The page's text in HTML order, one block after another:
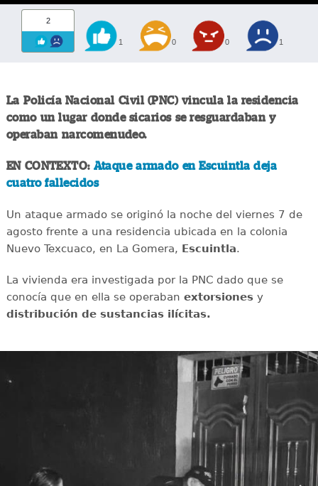
2
1 0 0 1
La Policía Nacional Civil (PNC) vincula la residencia
como un lugar donde sicarios se resguardaban y
operaban narcomenudeo.
EN CONTEXTO: Ataque armado en Escuintla deja
cuatro fallecidos
Un ataque armado se originó la noche del viernes 7 de
agosto frente a una residencia ubicada en la colonia
Nuevo Texcuaco, en La Gomera, Escuintla.
La vivienda era investigada por la PNC dado que se
conocía que en ella se operaban extorsionesy
distribución de sustancias ilícitas.